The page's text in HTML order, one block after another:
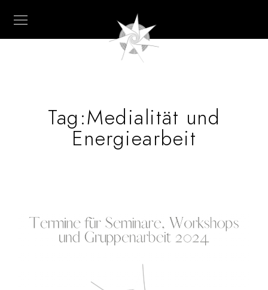
Tag:Medialität und
Energiearbeit